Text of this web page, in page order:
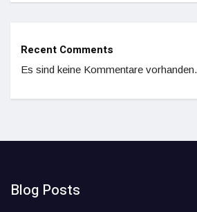
Recent Comments
Es sind keine Kommentare vorhanden.
Blog Posts